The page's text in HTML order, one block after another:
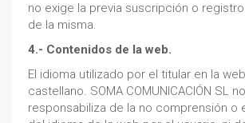
no exige la previa suscripción o
de la misma.
4.- Contenidos de la web.
El idioma utilizado por el titular en la
castellano. SOMA COMUNICACIÓN SL
responsabiliza de la no comprensión o